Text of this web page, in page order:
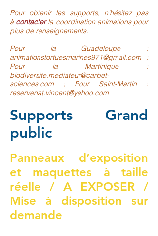
Pour obtenir les supports, n'hésitez pas
à contacterla coordination animations pour
plus de renseignements.
Pour la Guadeloupe :
animationstortuesmarines971@gmail.com ;
Pour la Martinique :
biodiversite.mediateur@carbet-
sciences.com ; Pour Saint-Martin :
reservenat.vincent@yahoo.com
Supports Grand
public
Panneaux d’exposition
et maquettes à taille
réelle / A EXPOSER /
Mise à disposition sur
demande